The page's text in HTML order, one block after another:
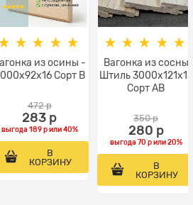
из осины -
Сорт В
472 р
283 р
выгода 189 рили40%
В
КОРЗИНУ
Вагонка из сосны
Штиль 3000х121х13
Сорт АВ
350 р
280 р
выгода 70 рили20%
В
КОРЗИНУ